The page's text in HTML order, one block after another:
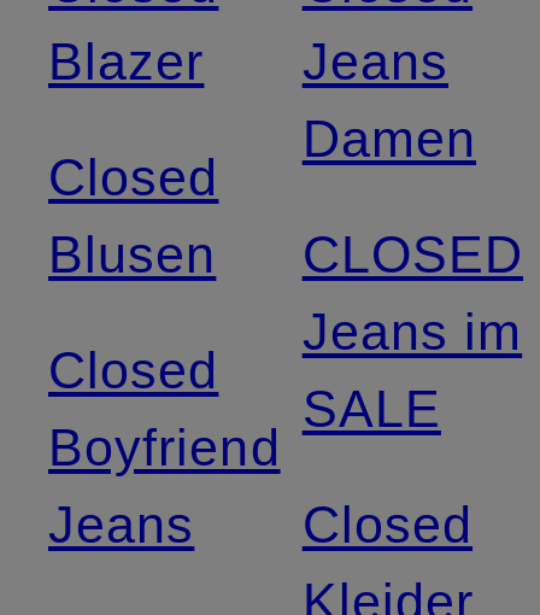
Blazer
Closed
Blusen
Closed
Boyfriend
Jeans
Jeans
Damen
CLOSED
Jeans im
SALE
Closed
Kleider